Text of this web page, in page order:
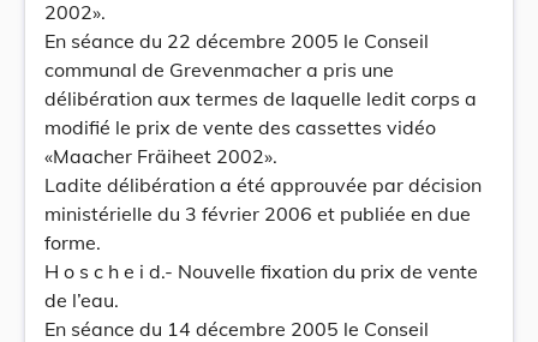
2002».
En séance du 22 décembre 2005 le Conseil
communal de Grevenmacher a pris une
délibération aux termes de laquelle ledit corps a
modifié le prix de vente des cassettes vidéo
«Maacher Fräiheet 2002».
Ladite délibération a été approuvée par décision
ministérielle du 3 février 2006 et publiée en due
forme.
H o s c h e i d.- Nouvelle fixation du prix de vente
de l’eau.
En séance du 14 décembre 2005 le Conseil